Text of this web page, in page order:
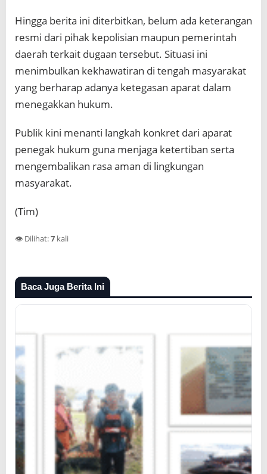
Hingga berita ini diterbitkan, belum ada keterangan
resmi dari pihak kepolisian maupun pemerintah
daerah terkait dugaan tersebut. Situasi ini
menimbulkan kekhawatiran di tengah masyarakat
yang berharap adanya ketegasan aparat dalam
menegakkan hukum.
Publik kini menanti langkah konkret dari aparat
penegak hukum guna menjaga ketertiban serta
mengembalikan rasa aman di lingkungan
masyarakat.
(Tim)
👁️ Dilihat:7 kali
Baca Juga Berita Ini